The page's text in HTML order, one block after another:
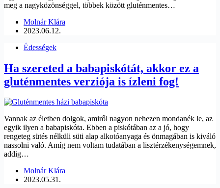
meg a nagyközönséggel, többek között gluténmentes…
Molnár Klára
2023.06.12.
Édességek
Ha szereted a babapiskótát, akkor ez a
gluténmentes verziója is ízleni fog!
Vannak az életben dolgok, amiről nagyon nehezen mondanék le, az
egyik ilyen a babapiskóta. Ebben a piskótában az a jó, hogy
rengeteg sütés nélküli süti alap alkotóanyaga és önmagában is kiváló
nassolni való. Amíg nem voltam tudatában a lisztérzékenységemnek,
addig…
Molnár Klára
2023.05.31.